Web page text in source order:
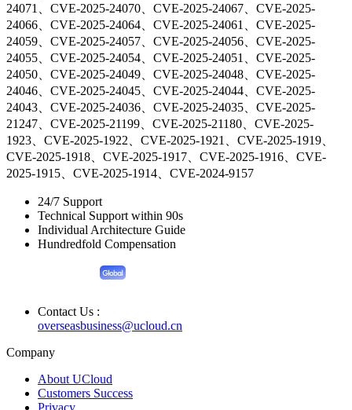
24071、CVE-2025-24070、CVE-2025-24067、CVE-2025-
24066、CVE-2025-24064、CVE-2025-24061、CVE-2025-
24059、CVE-2025-24057、CVE-2025-24056、CVE-2025-
24055、CVE-2025-24054、CVE-2025-24051、CVE-2025-
24050、CVE-2025-24049、CVE-2025-24048、CVE-2025-
24046、CVE-2025-24045、CVE-2025-24044、CVE-2025-
24043、CVE-2025-24036、CVE-2025-24035、CVE-2025-
21247、CVE-2025-21199、CVE-2025-21180、CVE-2025-
1923、CVE-2025-1922、CVE-2025-1921、CVE-2025-1919、
CVE-2025-1918、CVE-2025-1917、CVE-2025-1916、CVE-
2025-1915、CVE-2025-1914、CVE-2024-9157
24/7 Support
Technical Support within 90s
Individual Architecture Guide
Hundredfold Compensation
Contact Us :
overseasbusiness@ucloud.cn
Company
About UCloud
Customers Success
Privacy